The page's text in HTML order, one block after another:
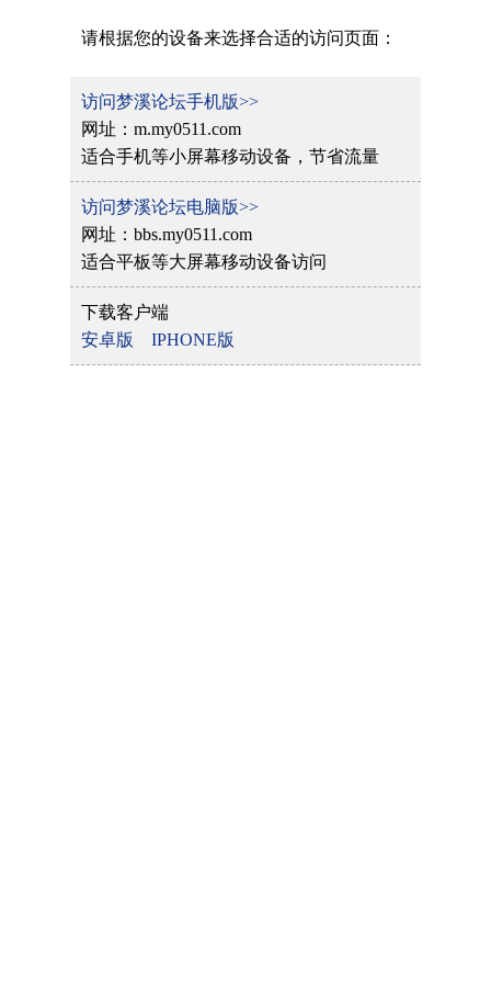
请根据您的设备来选择合适的访问页面：
访问梦溪论坛手机版>>
网址：m.my0511.com
适合手机等小屏幕移动设备，节省流量
访问梦溪论坛电脑版>>
网址：bbs.my0511.com
适合平板等大屏幕移动设备访问
下载客户端
安卓版
IPHONE版